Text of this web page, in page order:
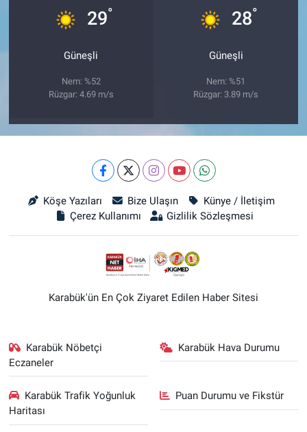
29°
Güneşli
Nem: %52
Rüzgar: 4.69 m/s
28°
Güneşli
Nem: %51
Rüzgar: 3.89 m/s
Köşe Yazıları Bize Ulaşın
Künye / İletişim
Çerez Kullanımı
Gizlilik Sözleşmesi
Karabük'ün En Çok Ziyaret Edilen Haber Sitesi
Karabük Nöbetçi
Eczaneler
Karabük Hava Durumu
Karabük Trafik Yoğunluk
Haritası
Puan Durumu ve Fikstür